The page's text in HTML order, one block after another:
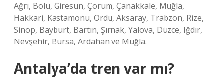
Ağrı, Bolu, Giresun, Çorum, Çanakkale, Muğla,
Hakkari, Kastamonu, Ordu, Aksaray, Trabzon, Rize,
Sinop, Bayburt, Bartın, Şırnak, Yalova, Düzce, Iğdır,
Nevşehir, Bursa, Ardahan ve Muğla.
Antalya’da tren var mı?